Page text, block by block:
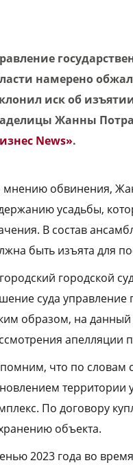
намерено
иск об
Жанны
News».
обвинения,
усадьбы,
В состав
быть изъята для
городской
суда управление
образом, на данный
апелляции
что по словам
территории
По договору
объекта.
2023 года во